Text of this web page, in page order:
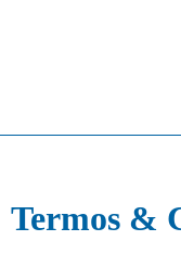
Termos &